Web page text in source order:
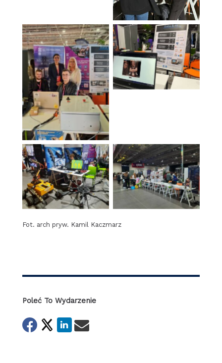
Koło naukowe AiR
Koło naukowe Data
&AI
Perspektywy Women
in Tech Summit 2024
Perspektywy Women
in Tech Summit 2024
Fot. arch pryw. Kamil Kaczmarz
Poleć To Wydarzenie